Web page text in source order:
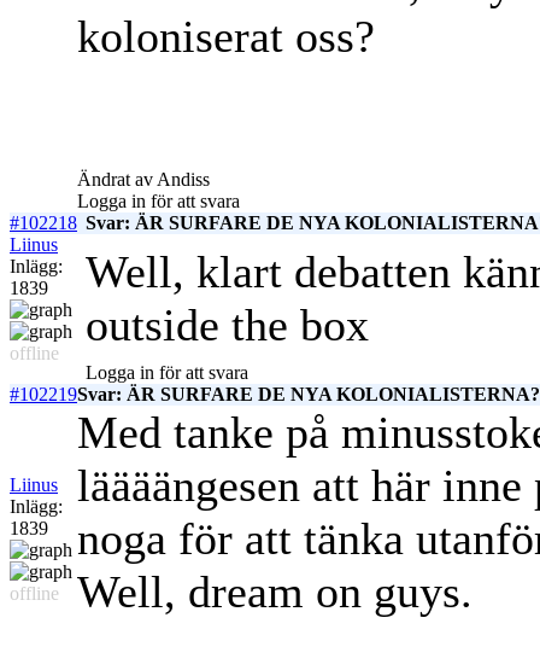
koloniserat oss?
Ändrat av Andiss
Logga in för att svara
#102218 Svar: ÄR SURFARE DE NYA
Liinus
Inlägg:
1839
offline
Well, klart debatten
outside the box
Logga in för att svara
#102219Svar: ÄR SURFARE DE NYA KOLONIALISTERNA?
Liinus
Inlägg:
1839
offline
Med tanke på
läääängesen att här
noga för att tänka
Well, dream on guys.